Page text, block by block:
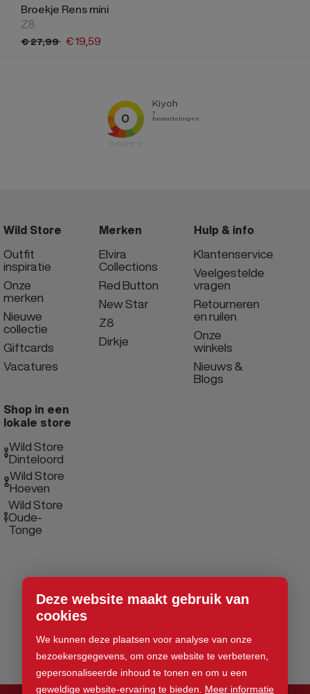
Deze website maakt gebruik van
cookies
We kunnen deze plaatsen voor analyse van onze
bezoekersgegevens, om onze website te verbeteren,
gepersonaliseerde inhoud te tonen en om u een
geweldige website-ervaring te bieden. Meer informatie
Broekje Rens mini
Z8
€27,99 €19,59
Wild Store
Outfit
inspiratie
Onze
merken
Nieuwe
collectie
Giftcards
Vacatures
Merken
Elvira
Collections
Red Button
New Star
Z8
Dirkje
Hulp & info
Klantenservice
Veelgestelde
vragen
Retourneren
en ruilen
Onze
winkels
Nieuws &
Blogs
Shop in een
lokale store
Wild Store
Dinteloord
Wild Store
Hoeven
Wild Store
Oude-
Tonge